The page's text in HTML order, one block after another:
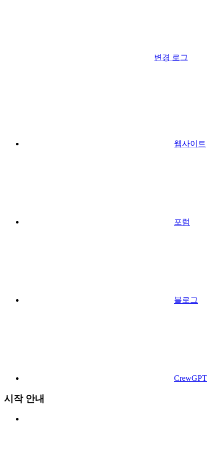
변경 로그
웹사이트
포럼
블로그
CrewGPT
시작 안내